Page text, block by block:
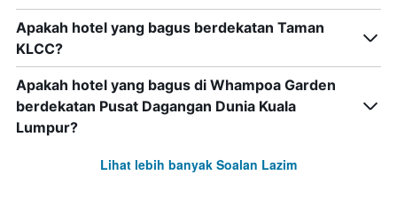
Apakah hotel yang bagus berdekatan Taman
KLCC?
Apakah hotel yang bagus di Whampoa Garden
berdekatan Pusat Dagangan Dunia Kuala
Lumpur?
Lihat lebih banyak Soalan Lazim